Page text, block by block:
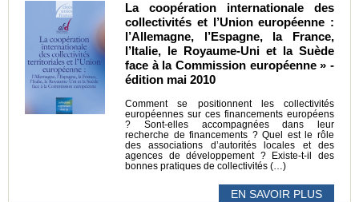
La coopération internationale des
collectivités et l’Union européenne :
l’Allemagne, l’Espagne, la France,
l’Italie, le Royaume-Uni et la Suède
face à la Commission européenne » -
édition mai 2010
Comment se positionnent les collectivités
européennes sur ces financements européens
? Sont-elles accompagnées dans leur
recherche de financements ? Quel est le rôle
des associations d’autorités locales et des
agences de développement ? Existe-t-il des
bonnes pratiques de collectivités (…)
EN SAVOIR PLUS